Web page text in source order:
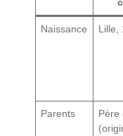
Naissance Lille,
Parents
Père